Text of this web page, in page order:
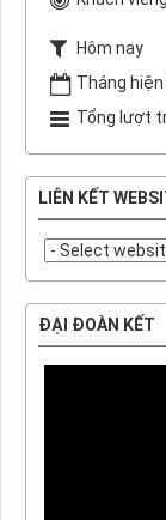
Hôm nay
Tháng
Tổng lượt
LIÊN KẾT
ĐẠI ĐOÀN KẾT